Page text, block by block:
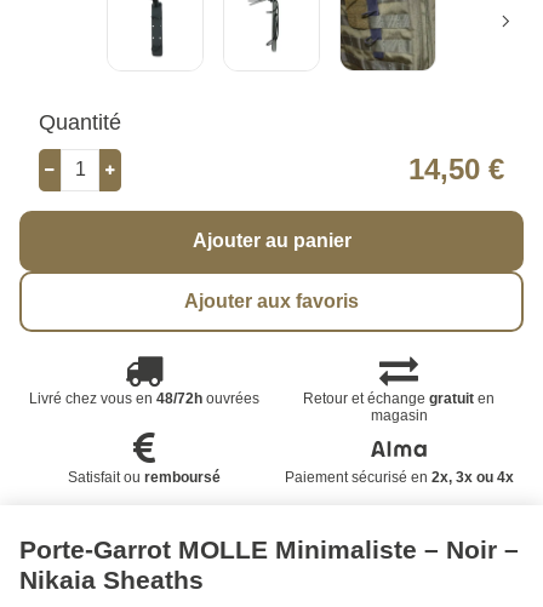
Quantité
14,50 €
Ajouter au panier
Ajouter aux favoris
Livré chez vous en 48/72houvrées Retour et échangegratuit en
magasin
Satisfait ou remboursé Paiement sécurisé en 2x, 3x ou 4x
Porte-Garrot MOLLE Minimaliste – Noir –
Nikaia Sheaths